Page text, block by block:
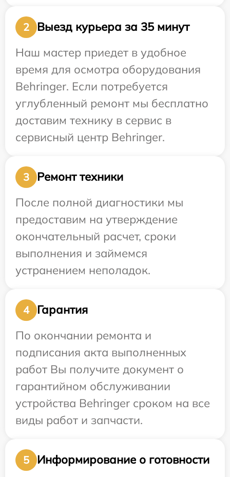
2
Выезд курьера за 35 минут
Наш мастер приедет в удобное
время для осмотра оборудования
Behringer. Если потребуется
углубленный ремонт мы бесплатно
доставим технику в сервис в
сервисный центр Behringer.
3
Ремонт техники
После полной диагностики мы
предоставим на утверждение
окончательный расчет, сроки
выполнения и займемся
устранением неполадок.
4
Гарантия
По окончании ремонта и
подписания акта выполненных
работ Вы получите документ о
гарантийном обслуживании
устройства Behringer сроком на все
виды работ и запчасти.
5
Информирование о готовности